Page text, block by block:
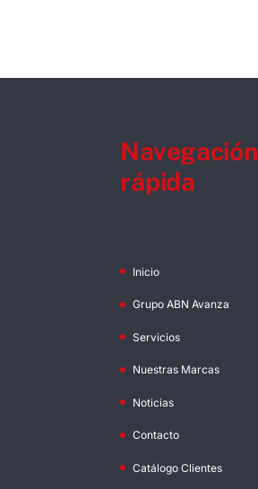
Navegación
rápida
Inicio
Grupo ABN Avanza
Servicios
Nuestras Marcas
Noticias
Contacto
Catálogo Clientes